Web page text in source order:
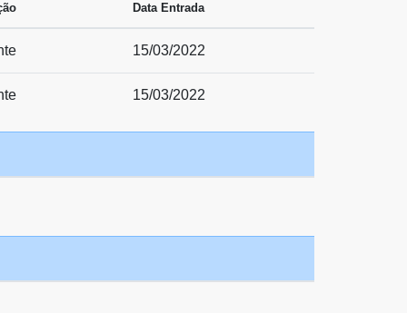
Data Entrada
15/03/2022
15/03/2022